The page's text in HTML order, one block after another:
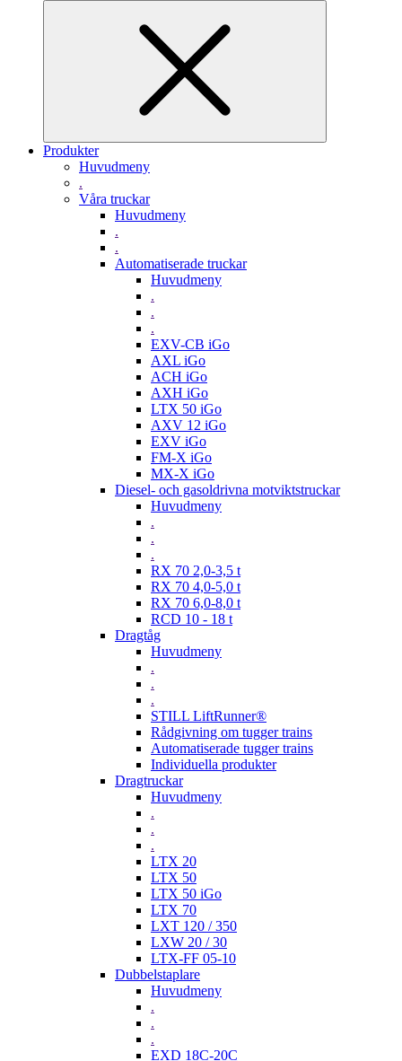
Produkter
Huvudmeny
.
Våra truckar
Huvudmeny
.
.
Automatiserade truckar
Huvudmeny
.
.
.
EXV-CB iGo
AXL iGo
ACH iGo
AXH iGo
LTX 50 iGo
AXV 12 iGo
EXV iGo
FM-X iGo
MX-X iGo
Diesel- och gasoldrivna motviktstruckar
Huvudmeny
.
.
.
RX 70 2,0-3,5 t
RX 70 4,0-5,0 t
RX 70 6,0-8,0 t
RCD 10 - 18 t
Dragtåg
Huvudmeny
.
.
.
STILL LiftRunner®
Rådgivning om tugger trains
Automatiserade tugger trains
Individuella produkter
Dragtruckar
Huvudmeny
.
.
.
LTX 20
LTX 50
LTX 50 iGo
LTX 70
LXT 120 / 350
LXW 20 / 30
LTX-FF 05-10
Dubbelstaplare
Huvudmeny
.
.
.
EXD 18C-20C